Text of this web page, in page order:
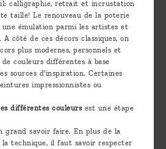
calligraphie, retrait et incrustation
taille! Le renouveau de la poterie
une émulation parmi les artistes et
côté de ces décors classiques, on
plus modernes, personnels et
couleurs différentes à base
sources d'inspiration. Certaines
impressionnistes ou
différentes couleursest une étape
grand savoir faire. En plus de la
technique, il faut savoir respecter